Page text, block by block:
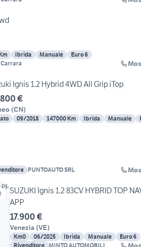
Ibrida Manuale
Euro 6
Ignis 1.2 Hybrid 4WD All Grip iTop
€
(CN)
09/2018 147000 Km Ibrida Manuale
PUNTOAUTO SRL
SUZUKI Ignis 1.2 83CV HYBRID TOP
APP
17.900 €
Venezia (VE)
Km0 06/2025 Ibrida Manuale
Euro 6
Rivenditore MINTO AUTOMOBILI